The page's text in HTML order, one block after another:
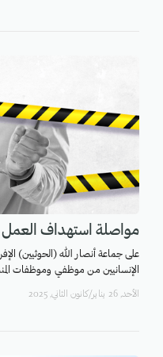
مواصلة استهداف العمل
على جماعة أنصار الله (الحوثيين)
الإنسانيين من موظفي وموظفات
اﻷحد, 26 يناير/كانون الثاني, 2025